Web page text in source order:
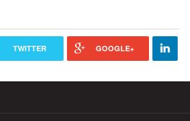
TWITTER GOOGLE+